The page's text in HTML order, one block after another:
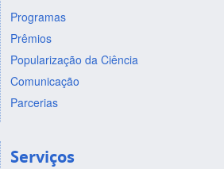
Programas
Prêmios
Popularização da Ciência
Comunicação
Parcerias
Serviços